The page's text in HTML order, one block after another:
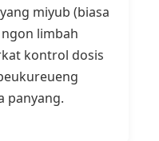
miyub (biasa
limbah
kontrol dosis
panyang.